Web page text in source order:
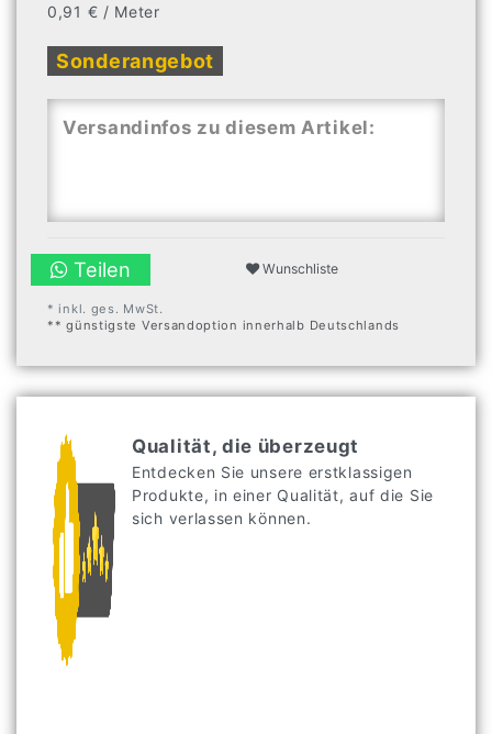
0,91 € / Meter
Sonderangebot
Versandinfos zu diesem Artikel:
Teilen Wunschliste
* inkl. ges. MwSt.
** günstigste Versandoption innerhalb Deutschlands
Qualität, die überzeugt
Entdecken Sie unsere erstklassigen
Produkte, in einer Qualität, auf die Sie
sich verlassen können.